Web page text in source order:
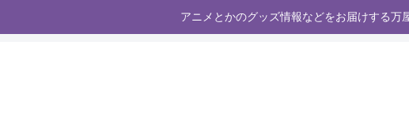
アニメとかのグッズ情報などをお届けする万